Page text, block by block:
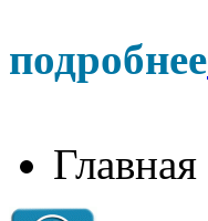
подробнее
Главная